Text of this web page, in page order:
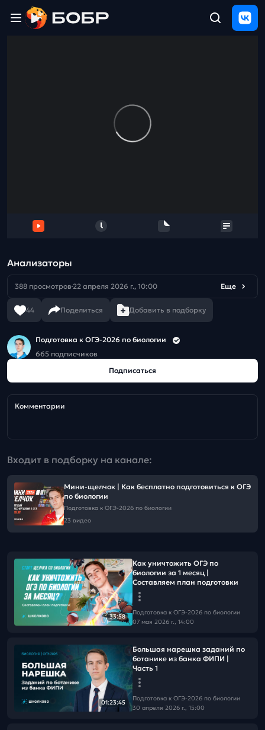
Анализаторы
388 просмотров 22 апреля 2026 г., 10:00 Еще
44 Поделиться Добавить в подборку
Подготовка к ОГЭ-2026 по биологии
665 подписчиков
Подписаться
Комментарии
Входит в подборку на канале:
Мини-щелчок | Как бесплатно подготовиться к ОГЭ
по биологии
Подготовка к ОГЭ-2026 по биологии
23 видео
33:58
Как уничтожить ОГЭ по
биологии за 1 месяц |
Составляем план подготовки
Подготовка к ОГЭ-2026 по биологии
07 мая 2026 г., 14:00
01:23:45
Большая нарешка заданий по
ботанике из банка ФИПИ |
Часть 1
Подготовка к ОГЭ-2026 по биологии
30 апреля 2026 г., 15:00